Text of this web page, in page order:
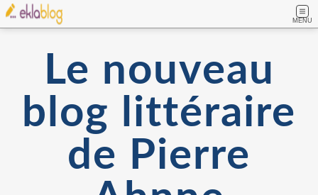
MENU
Le nouveau
blog littéraire
de Pierre